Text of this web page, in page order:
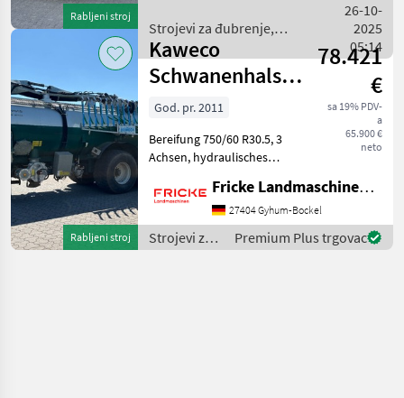
Rabljeni stroj
luchtdruk wissel Machine
Strojevi za đubrenje,
gnojenje i navodnjavanje /
Kaweco
26-10-
2025
05:14
Rabljeni stroj
Kaweco
Schwanenhals
30000
78.421
€
sa 19% PDV-
a
65.900 €
neto
God. pr. 2011
Bereifung 750/60 R30.5, 3
Achsen, hydraulisches
auf dem Behälter mit
Beschleuniger, 4-Punkt
Hydraulik, Beschleuniger,
automatische Zentralsc
Fricke Landmaschinen GmbH
27404 Gyhum-Bockel
Strojevi za
đubrenje,
Premium Plus trgovac